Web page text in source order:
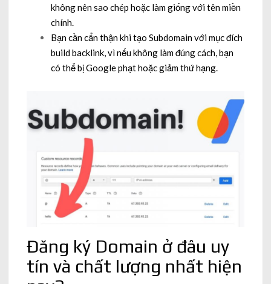
không nên sao chép hoặc làm giống với tên miền
chính.
Bạn cần cẩn thận khi tạo Subdomain với mục đích
build backlink, vì nếu không làm đúng cách, bạn
có thể bị Google phạt hoặc giảm thứ hạng.
Đăng ký Domain ở đâu uy
tín và chất lượng nhất hiện